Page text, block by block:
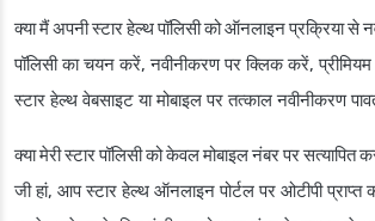
क्या मैं अपनी स्टार हेल्थ पॉलिसी को ऑनलाइन प्रक्रिया से
पॉलिसी का चयन करें, नवीनीकरण पर क्लिक करें,
स्टार हेल्थ वेबसाइट या मोबाइल पर तत्काल नवीनीकरण
क्या मेरी स्टार पॉलिसी को केवल मोबाइल नंबर पर सत्यापित
जी हां, आप स्टार हेल्थ ऑनलाइन पोर्टल पर ओटीपी